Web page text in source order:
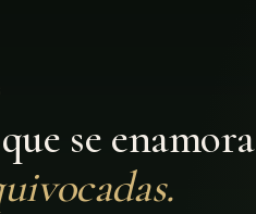
se enamora